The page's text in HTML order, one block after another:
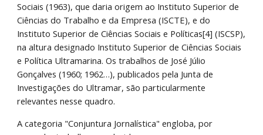
Sociais (1963), que daria origem ao Instituto Superior de
Ciências do Trabalho e da Empresa (ISCTE), e do
Instituto Superior de Ciências Sociais e Políticas[4] (ISCSP),
na altura designado Instituto Superior de Ciências Sociais
e Política Ultramarina. Os trabalhos de José Júlio
Gonçalves (1960; 1962…), publicados pela Junta de
Investigações do Ultramar, são particularmente
relevantes nesse quadro.
A categoria "Conjuntura Jornalística" engloba, por